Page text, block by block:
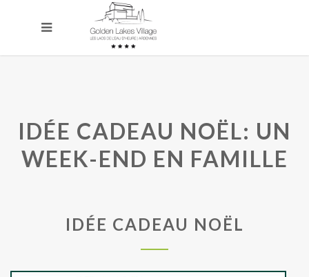
IDÉE CADEAU NOËL: UN
WEEK-END EN FAMILLE
IDÉE CADEAU NOËL